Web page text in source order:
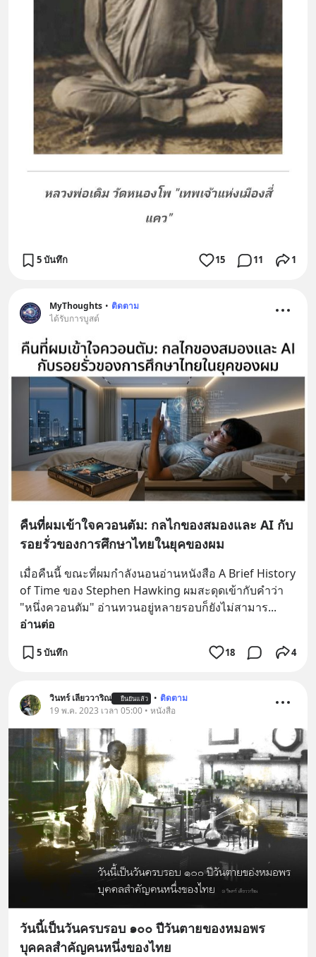
5 บันทึก 15 11 1
MyThoughts • ติดตาม
ได้รับการบูสต์
คืนที่ผมเข้าใจควอนตัม: กลไกของสมองและ AI กับ
รอยรั่วของการศึกษาไทยในยุคของผม
เมื่อคืนนี้ ขณะที่ผมกำลังนอนอ่านหนังสือ A Brief History
of Time ของ Stephen Hawking ผมสะดุดเข้ากับคำว่า
"หนึ่งควอนตัม" อ่านทวนอยู่หลายรอบก็ยังไม่สามาร
อ่านต่อ
5 บันทึก 18 4
วินทร์ เลียววาริณ ยืนยันแล้ว • ติดตาม
19 พ.ค. 2023 เวลา 05:00 • หนังสือ
วันนี้เป็นวันครบรอบ ๑๐๐ ปีวันตายของหมอพร
บุคคลสำคัญคนหนึ่งของไทย